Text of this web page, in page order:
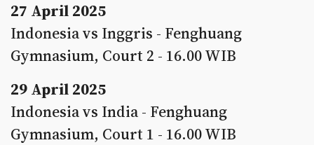
27 April 2025
Indonesia vs Inggris - Fenghuang
Gymnasium, Court 2 - 16.00 WIB
29 April 2025
Indonesia vs India - Fenghuang
Gymnasium, Court 1 - 16.00 WIB